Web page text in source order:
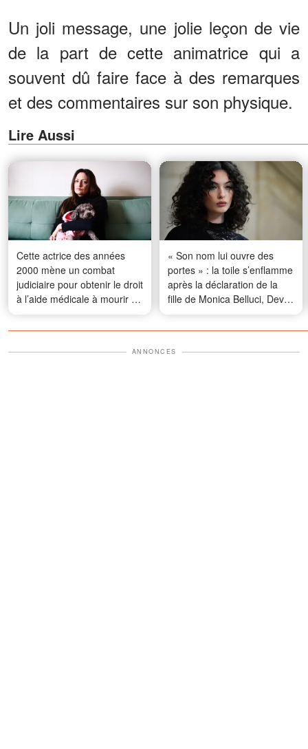
Un joli message, une jolie leçon de vie
de la part de cette animatrice qui a
souvent dû faire face à des remarques
et des commentaires sur son physique.
Lire Aussi
Cette actrice des années
2000 mène un combat
judiciaire pour obtenir le droit
à l’aide médicale à mourir —
De qui s’agit-il ?
« Son nom lui ouvre des
portes » : la toile s’enflamme
après la déclaration de la
fille de Monica Belluci, Deva
Cassel
ANNONCES